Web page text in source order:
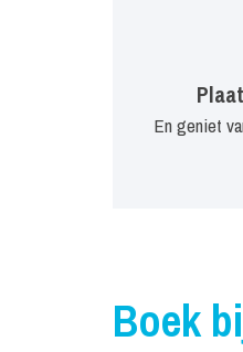
En geniet
Boek